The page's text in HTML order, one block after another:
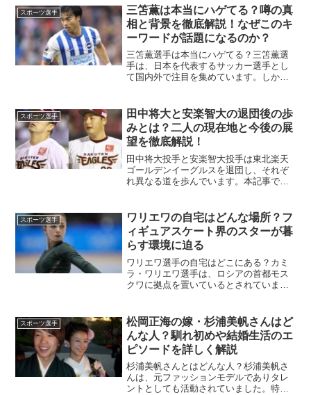
大きく左右します。例えば、2023年のオ
ータムクラシックでは...
スポーツ選手
三笘薫は本当にハゲてる？噂の真
相と背景を徹底解説！なぜこのキ
ーワードが話題になるのか？
三笘薫選手は本当にハゲてる？三笘薫選
手は、日本を代表するサッカー選手とし
て国内外で注目を集めています。しかし
景を見ていきましょう。まず、三笘選手
の生え際やおでこが少し広...
スポーツ選手
田中将大と安楽智大の退団後の歩
みとは？二人の現在地と今後の展
望を徹底解説！
田中将大投手と安楽智大投手は東北楽天
ゴールデンイーグルスを退団し、それぞ
れ異なる道を歩んでいます。本記事で
す。田中将大はなぜ楽天を退団したの
か？田中将大投手は2024年シ...
スポーツ選手
ワリエワの自宅はどんな場所？フ
ィギュアスケート界のスターが暮
らす環境に迫る
ワリエワ選手の自宅はどこにある？カミ
ラ・ワリエワ選手は、ロシアの首都モス
クワに拠点を置いているとされていま
り、トレーニング拠点も近いため、普段
の生活環境も便利で効率的な場...
スポーツ選手
松岡正海の嫁・杉浦美帆さんはど
んな人？馴れ初めや結婚生活のエ
ピソードを詳しく解説
杉浦美帆さんとはどんな人？杉浦美帆さ
んは、元ファッションモデルでありタレ
ントとしても活動されていました。特に